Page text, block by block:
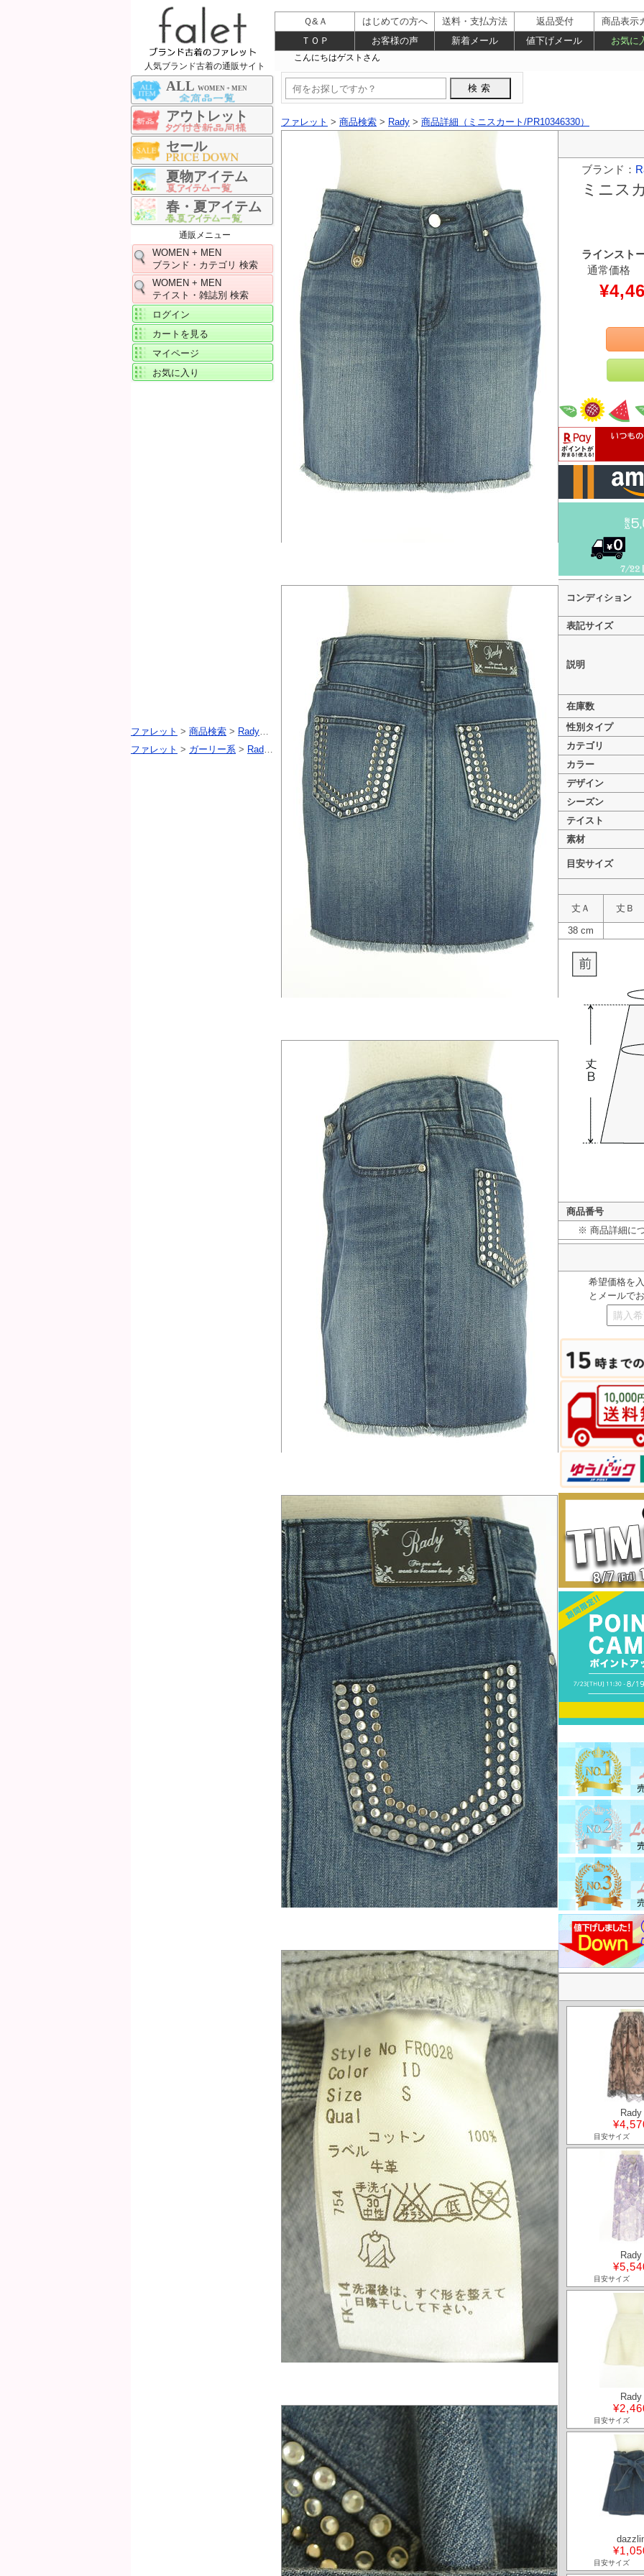
人気ブランド古着の通販サイト
ALL WOMEN + MEN
アウトレット
セール
夏物アイテム
春・夏アイテム
通販メニュー
WOMEN + MEN
ブランド・カテゴリ 検索
WOMEN + MEN
テイスト・雑誌別 検索
ログイン
カートを見る
マイページ
お気に入り
ファレット > 商品検索 > Rady > 商品詳細（ミニスカート/PR10346330）
ブランド：
ミニス
ラインスト
通常価格
コンディション
表記サイズ
説明
在庫数
性別タイプ
カテゴリ
カラー
デザイン
シーズン
テイスト
素材
目安サイズ
丈Ａ 丈Ｂ
38 cm
商品番号
※ 商品詳細に
希望価格を
とメールで
Rady
目安サイズ
Rady
目安サイズ
Rady
目安サイズ
目安サイズ
ファレット > 商品検索 > Rady（レディ） >Rady（レディ） PR10346330
ファレット > ガーリー系 > Rady（レディ） >Rady（レディ） PR10346330
Ｑ&Ａ はじめての方へ 送料・支払方法 返品受付
商品表示
ＴＯＰ
お客様の声 新着メール 値下げメール お気に